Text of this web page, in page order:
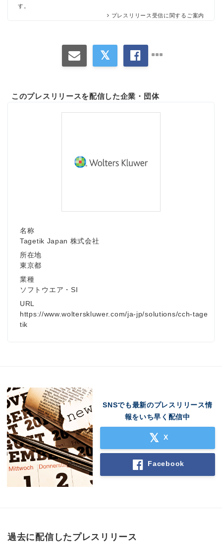
す。
プレスリリース受信に関するご案内
このプレスリリースを配信した企業・団体
名称
Tagetik Japan 株式会社
所在地
東京都
業種
ソフトウエア・SI
URL
https://www.wolterskluwer.com/ja-jp/solutions/cch-tage
tik
SNSでも最新のプレスリリース情
報をいち早く配信中
X
Facebook
過去に配信したプレスリリース